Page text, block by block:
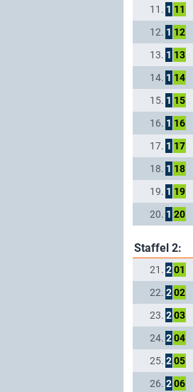
11. 1 11
12. 1 12
13. 1 13
14. 1 14
15. 1 15
16. 1 16
17. 1 17
18. 1 18
19. 1 19
20. 1 20
Staffel 2:
21. 201
22. 202
23. 203
24. 204
25. 205
26. 206